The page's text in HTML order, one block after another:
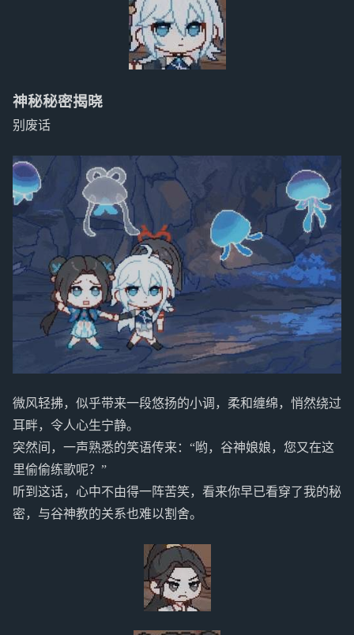
神秘秘密揭晓
别废话
微风轻拂，似乎带来一段悠扬的小调，柔和缠绵，悄然绕过
耳畔，令人心生宁静。
突然间，一声熟悉的笑语传来：“哟，谷神娘娘，您又在这
里偷偷练歌呢？”
听到这话，心中不由得一阵苦笑，看来你早已看穿了我的秘
密，与谷神教的关系也难以割舍。